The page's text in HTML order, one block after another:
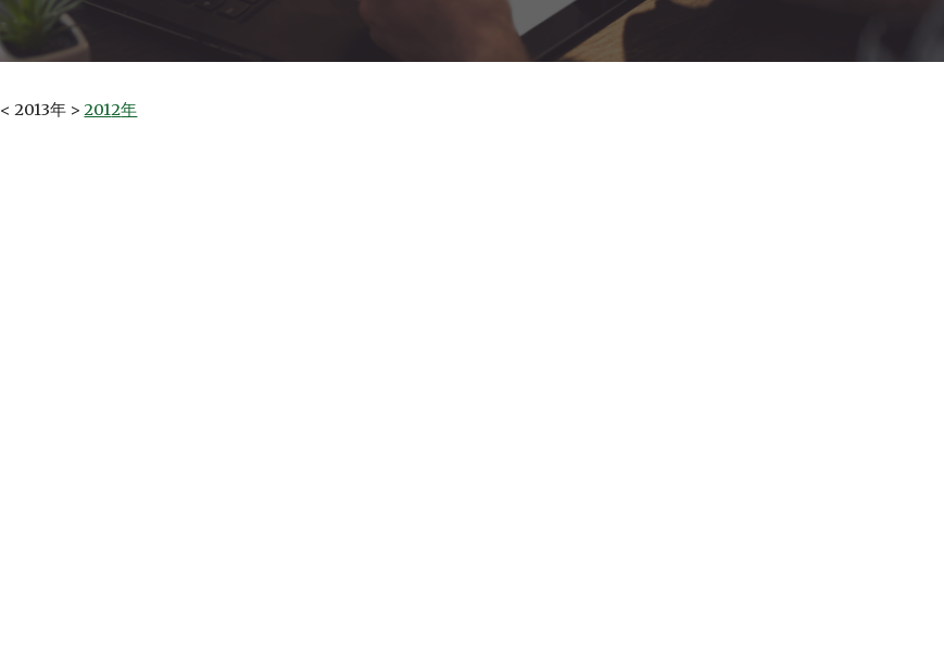
< 2013年 > 2012年